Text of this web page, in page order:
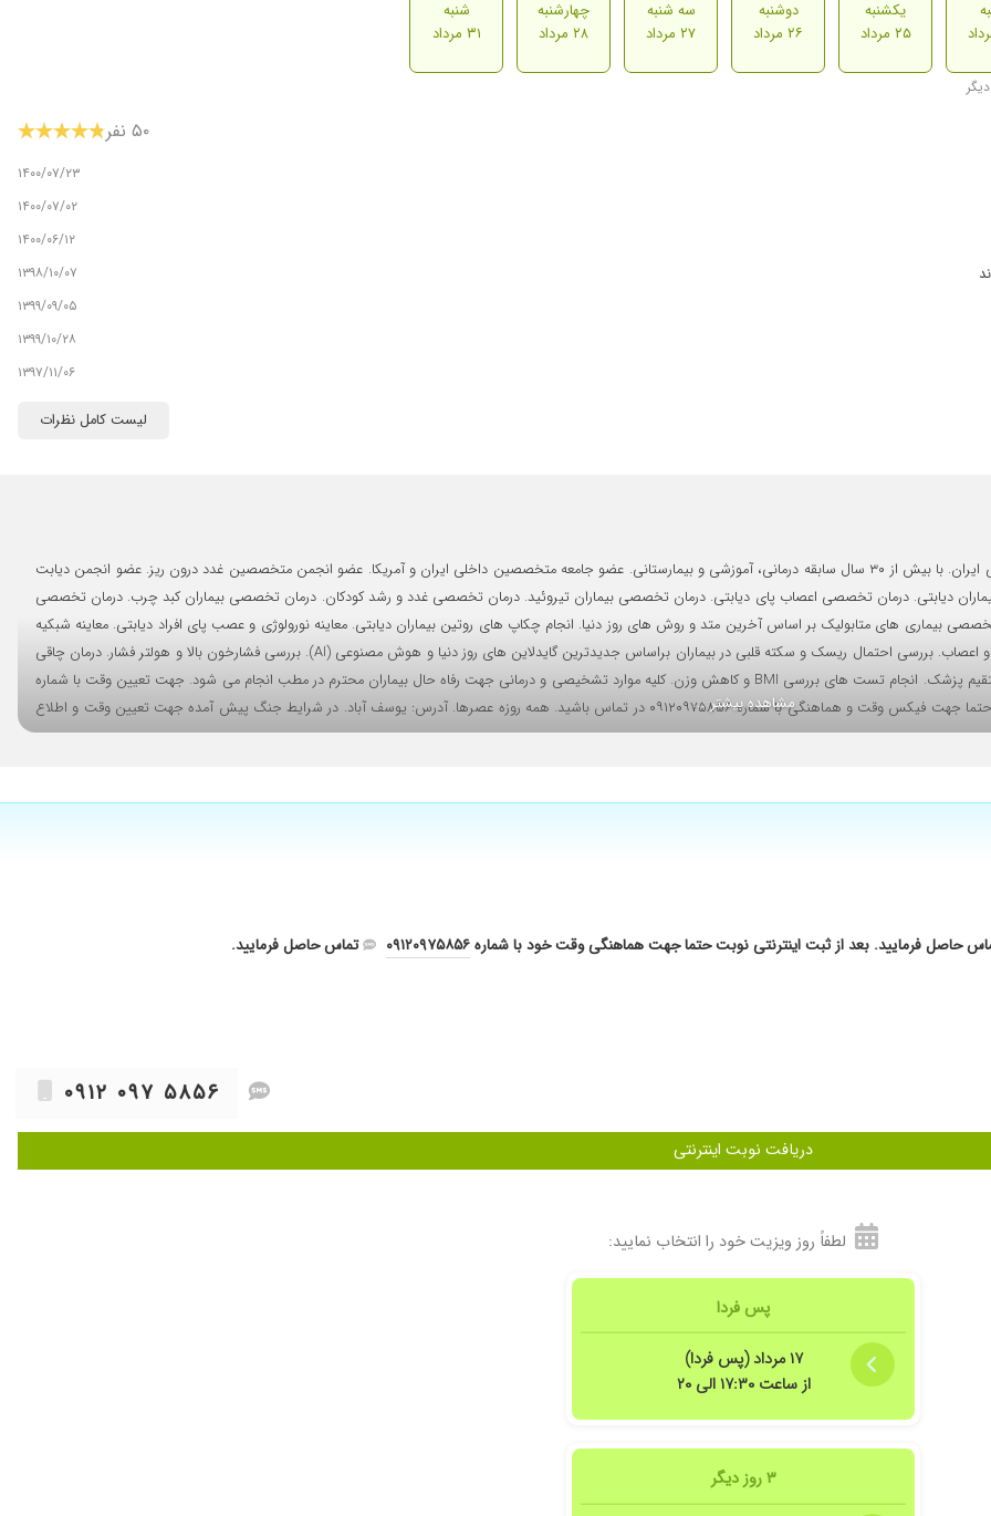
یکشنبه
۲۵ مرداد
دوشنبه
۲۶ مرداد
سه شنبه
۲۷ مرداد
چهارشنبه
۲۸ مرداد
شنبه
۳۱ مرداد
۵۰ نفر
۱۴۰۰/۰۷/۲۳
۱۴۰۰/۰۷/۰۲
۱۴۰۰/۰۶/۱۲
۱۳۹۸/۱۰/۰۷
۱۳۹۹/۰۹/۰۵
۱۳۹۹/۱۰/۲۸
۱۳۹۷/۱۱/۰۶
۱۴۰۱/۰۹/۲۲
۱۴۰۵/۰۲/۱۳
۱۳۹۷/۱۱/۲۳
که آقای دکتر با معاینه تشخیص دادن و با دارو بعد یه ماه عین روز اول شدم ۱۴۰۰/۰۳/۰۲
۱۴۰۱/۱۲/۰۵
۱۴۰۰/۰۵/۲۸
۱۴۰۰/۰۹/۰۵
لیست کامل نظرات
متخصص بیماری های داخلی، غدد و دیابت. بورد تخصصی از دانشگاه علوم پزشکی ایران. با بیش از ۳۰ سال سابقه درمانی، آموزشی و بیمارستانی. عضو جامعه متخصصین داخلی ایران و آمریکا. عضو انجمن متخصصین غدد درون ریز. عضو انجمن دیابت
دیابتی. درمان تخصصی اعصاب پای دیابتی. درمان تخصصی بیماران تیروئید. درمان تخصصی غدد و رشد کودکان. درمان تخصصی بیماران کبد چرب. درمان تخصصی
بیماری های متابولیک بر اساس آخرین متد و روش های روز دنیا. انجام چکاپ های روتین بیماران دیابتی. معاینه نورولوژی و عصب پای افراد دیابتی. معاینه شبکیه
چشم افراد دیابتی. مجهز به انجام تست های غربالگری و سنجش عروق محیطی پا و اعصاب. بررسی احتمال ریسک و سکته قلبی در بیماران براساس جدیدترین گایدلاین های روز دنیا و هوش مصنوعی (AI). بررسی فشارخون بالا و هولتر فشار. درمان چاقی
بر اساس داروهای جدید تزریقی و تایید شده و با نتایج بسیار موفق تحت نظر مستقیم پزشک. انجام تست های بررسی BMI و کاهش وزن. کلیه موارد تشخیصی و درمانی جهت رفاه حال بیماران محترم در مطب انجام می شود. جهت تعیین وقت با شماره
۰۹۱۲۰۹۷۵۸۵۶ در تماس باشید. چنانچه از طریق سایت اقدام به ثبت نوبت کردید حتما جهت فیکس وقت و هماهنگی با شماره ۰۹۱۲۰۹۷۵۸۵۶ در تماس باشید. همه روزه عصرها. آدرس: یوسف آباد. در شرایط جنگ پیش آمده جهت تعیین وقت و اطلاع
مشاهده بیشتر ...
حاصل فرمایید. بعد از ثبت اینترنتی نوبت حتما جهت هماهنگی وقت خود با شماره۰۹۱۲۰۹۷۵۸۵۶ تماس حاصل فرمایید.
۰۹۱۲ ۰۹۷ ۵۸۵۶
دریافت نوبت اینترنتی
لطفاً روز ویزیت خود را انتخاب نمایید:
پس فردا
۱۷ مرداد (پس فردا)
از ساعت ۱۷:۳۰ الی ۲۰
۳ روز دیگر